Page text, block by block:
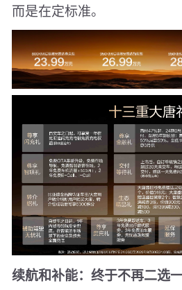
而是在定标准。
续航和补能：终于不再二选